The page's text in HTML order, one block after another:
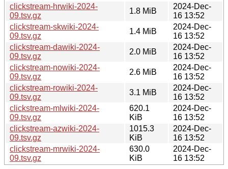
clickstream-hrwiki-2024-
09.tsv.gz
1.8 MiB
2024-Dec-
16 13:52
clickstream-skwiki-2024-
09.tsv.gz
1.4 MiB
2024-Dec-
16 13:52
clickstream-dawiki-2024-
09.tsv.gz
2.0 MiB
2024-Dec-
16 13:52
clickstream-nowiki-2024-
09.tsv.gz
2.6 MiB
2024-Dec-
16 13:52
clickstream-rowiki-2024-
09.tsv.gz
3.1 MiB
2024-Dec-
16 13:52
clickstream-mlwiki-2024-
09.tsv.gz
620.1
KiB
2024-Dec-
16 13:52
clickstream-azwiki-2024-
09.tsv.gz
1015.3
KiB
2024-Dec-
16 13:52
clickstream-mrwiki-2024-
09.tsv.gz
630.0
KiB
2024-Dec-
16 13:52